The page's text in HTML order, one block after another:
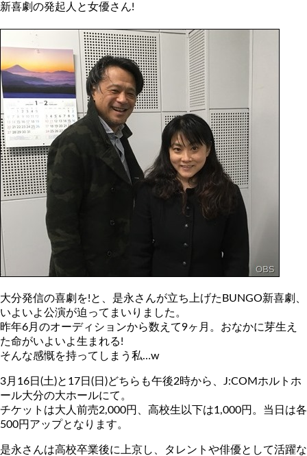
新喜劇の発起人と女優さん!
大分発信の喜劇を!と、是永さんが立ち上げたBUNGO新喜劇、
いよいよ公演が迫ってまいりました。
昨年6月のオーディションから数えて9ヶ月。おなかに芽生え
た命がいよいよ生まれる!
そんな感慨を持ってしまう私…w
3月16日(土)と17日(日)どちらも午後2時から、J:COMホルトホ
ール大分の大ホールにて。
チケットは大人前売2,000円、高校生以下は1,000円。当日は各
500円アップとなります。
是永さんは高校卒業後に上京し、タレントや俳優として活躍な